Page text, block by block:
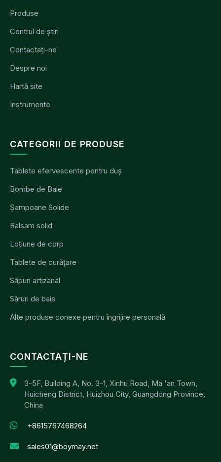
Produse
Centrul de știri
Contactați-ne
Despre noi
Hartă site
Instrumente
CATEGORII DE PRODUSE
Tablete efervescente pentru duș
Bombe de Baie
Șampoane Solide
Balsam solid
Loțiune de corp
Tablete de curățare
Săpun artizanal
Săruri de baie
Alte produse conexe pentru îngrijire personală
CONTACTAȚI-NE
3-5F, Building A, No. 3-1, Xinhu Road, Ma 'an Town,
Huicheng District, Huizhou City, Guangdong Province,
China
+8615767468264
sales01@boymay.net